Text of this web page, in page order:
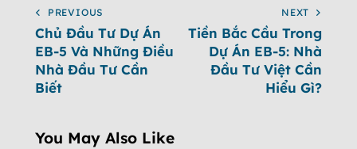
PREVIOUS
Chủ Đầu Tư Dự Án
EB-5 Và Những Điều
Nhà Đầu Tư Cần
Biết
NEXT
Tiền Bắc Cầu Trong
Dự Án EB-5: Nhà
Đầu Tư Việt Cần
Hiểu Gì?
You May Also Like